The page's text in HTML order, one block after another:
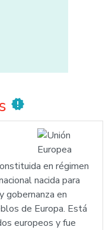
new_releases
en régimen
nacida para
gobernanza en
de Europa. Está
europeos y fue